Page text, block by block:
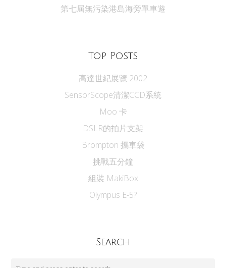
第七屆無污染港島海旁單車遊
Top Posts
高達世紀展覽 2002
SensorScope清潔CCD系統
Moo 卡
DSLR的拍片支架
Brompton 攜車袋
挑戰五分鐘
組裝 MakiBox
Olympus E-5?
Search